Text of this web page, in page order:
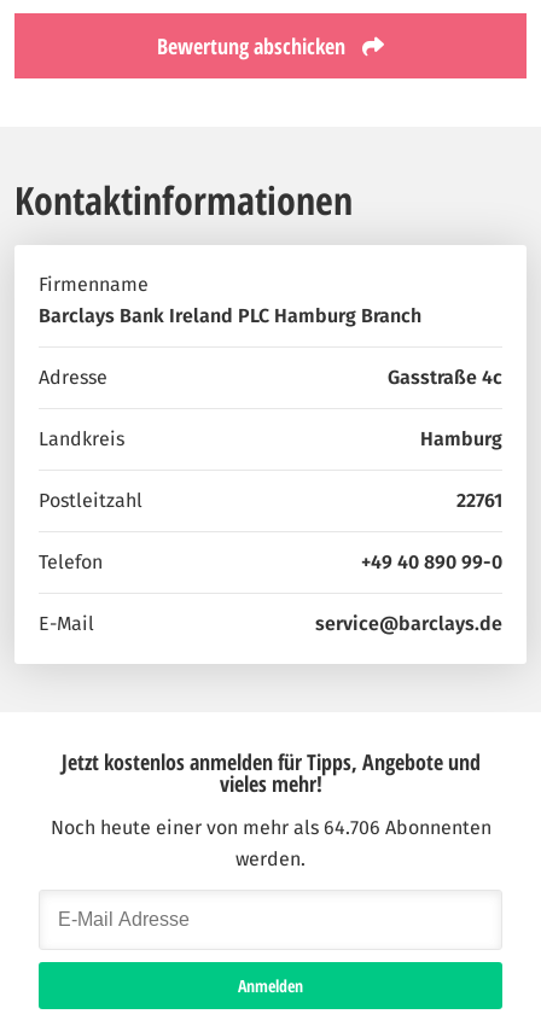
Bewertung abschicken
Kontaktinformationen
Firmenname
Barclays Bank Ireland PLC Hamburg Branch
Adresse Gasstraße 4c
Landkreis Hamburg
Postleitzahl 22761
Telefon +49 40 890 99-0
E-Mail service@barclays.de
Jetzt kostenlos anmelden für Tipps, Angebote und
vieles mehr!
Noch heute einer von mehr als 64.706 Abonnenten
werden.
Anmelden